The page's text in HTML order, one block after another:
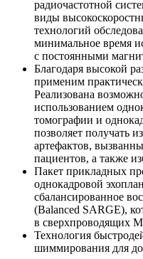
радиочастотной
виды
технологий
минимальное время
с постоянными
Благодаря высокой
применим
Реализована
использованием
томографии и
позволяет получать
артефактов,
пациентов, а также
Пакет прикладных
однокадровой
сбалансированное
(Balanced SARGE),
в сверхпроводящих
Технология
шиммирования для